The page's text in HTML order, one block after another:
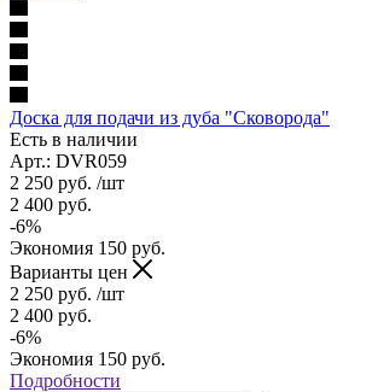
Доска для подачи из дуба "Сковорода"
Есть в наличии
Арт.: DVR059
2 250 руб. /шт
2 400 руб.
-6%
Экономия 150 руб.
Варианты цен
2 250 руб. /шт
2 400 руб.
-6%
Экономия 150 руб.
Подробности